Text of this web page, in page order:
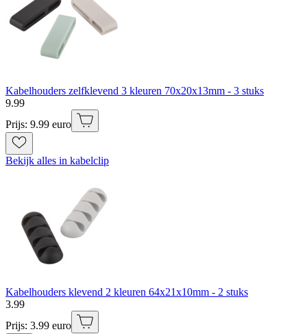
Kabelhouders zelfklevend 3 kleuren 70x20x13mm - 3 stuks
9.99
Prijs: 9.99 euro
Bekijk alles in kabelclip
Kabelhouders klevend 2 kleuren 64x21x10mm - 2 stuks
3.99
Prijs: 3.99 euro